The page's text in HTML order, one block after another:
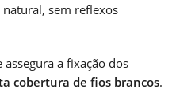
sem reflexos
a fixação dos
cobertura de fios brancos.